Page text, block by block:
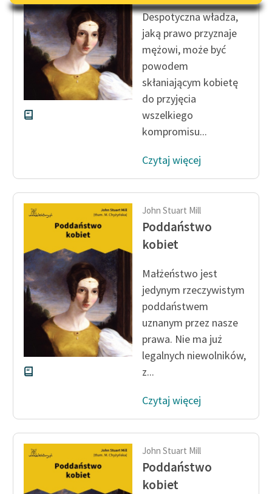
uczennic i uczniów z
niepełnosprawnościami
E-kolekcja lektur
szkolnych i literatury do
słuchania dla uczennic i
niepełnosprawnościami
Ręce pełne poezji
Kolekcje edukacyjne
twórców przechodzących
do domeny publicznej,
lektur szkolnych oraz
Starego Testamentu
Odkurzamy bohaterów
Szkoła Poezji Wolnych
O nas
O projekcie
Zespół
Zasady wykorzystania
Despotyczna władza,
jaką prawo przyznaje
mężowi, może być
powodem
skłaniającym kobietę
do przyjęcia
wszelkiego
kompromisu...
Czytaj więcej
John Stuart Mill
Poddaństwo
kobiet
Małżeństwo jest
jedynym rzeczywistym
poddaństwem
uznanym przez nasze
prawa. Nie ma już
legalnych niewolników,
z...
Czytaj więcej
John Stuart Mill
Poddaństwo
kobiet